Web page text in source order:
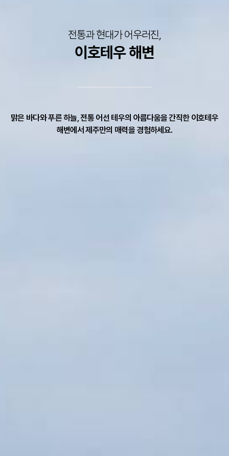
전통과 현대가 어우러진,
이호테우 해변
맑은 바다와 푸른 하늘, 전통 어선 테우의 아름다움을 간직한 이호테우
해변에서 제주만의 매력을 경험하세요.